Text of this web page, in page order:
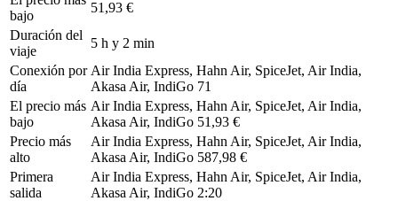
bajo
51,93 €
Duración del
viaje
5 h y 2 min
Conexión por
día
Air India Express, Hahn Air, SpiceJet, Air India,
Akasa Air, IndiGo 71
El precio más
bajo
Air India Express, Hahn Air, SpiceJet, Air India,
Akasa Air, IndiGo 51,93 €
Precio más
alto
Air India Express, Hahn Air, SpiceJet, Air India,
Akasa Air, IndiGo 587,98 €
Primera
salida
Air India Express, Hahn Air, SpiceJet, Air India,
Akasa Air, IndiGo 2:20